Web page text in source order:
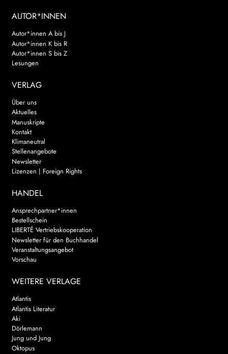
AUTOR*INNEN
Autor*innen A bis J
Autor*innen K bis R
Autor*innen S bis Z
Lesungen
VERLAG
Über uns
Aktuelles
Manuskripte
Kontakt
Klimaneutral
Stellenangebote
Newsletter
Lizenzen | Foreign Rights
HANDEL
Ansprechpartner*innen
Bestellschein
LIBERTÉ Vertriebskooperation
Newsletter für den Buchhandel
Veranstaltungsangebot
Vorschau
WEITERE VERLAGE
Atlantis
Atlantis Literatur
Aki
Dörlemann
Jung und Jung
Oktopus